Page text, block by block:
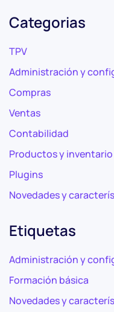
Categorias
TPV
Administración y
Compras
Ventas
Contabilidad
Productos y inventario
Plugins
Novedades y
Etiquetas
Administración y
Formación básica
Novedades y